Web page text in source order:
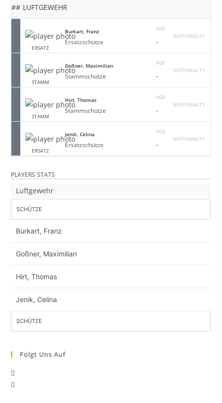
## LUFTGEWEHR
ERSATZ
Burkart, Franz
Ersatzschütze
AGE
-
NATIONALITY
STAMM
Goßner, Maximilian
Stammschütze
AGE
-
NATIONALITY
STAMM
Hirt, Thomas
Stammschütze
AGE
-
NATIONALITY
ERSATZ
Jenik, Celina
Ersatzschütze
AGE
-
NATIONALITY
PLAYERS STATS
Luftgewehr
SCHÜTZE
Burkart, Franz
Goßner, Maximilian
Hirt, Thomas
Jenik, Celina
SCHÜTZE
Folgt Uns Auf